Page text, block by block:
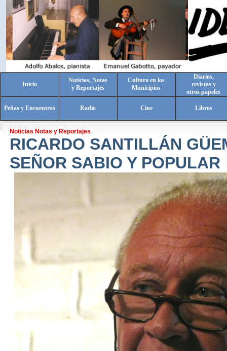
Inicio
Noticias, Notas
y Reportajes
Cultura en los
Municipios
Diarios,
revistas y
otros papeles
Peñas y Encuentros Radio Cine Libros
Noticias Notas y Reportajes
RICARDO SANTILLÁN
SEÑOR SABIO Y POPULAR